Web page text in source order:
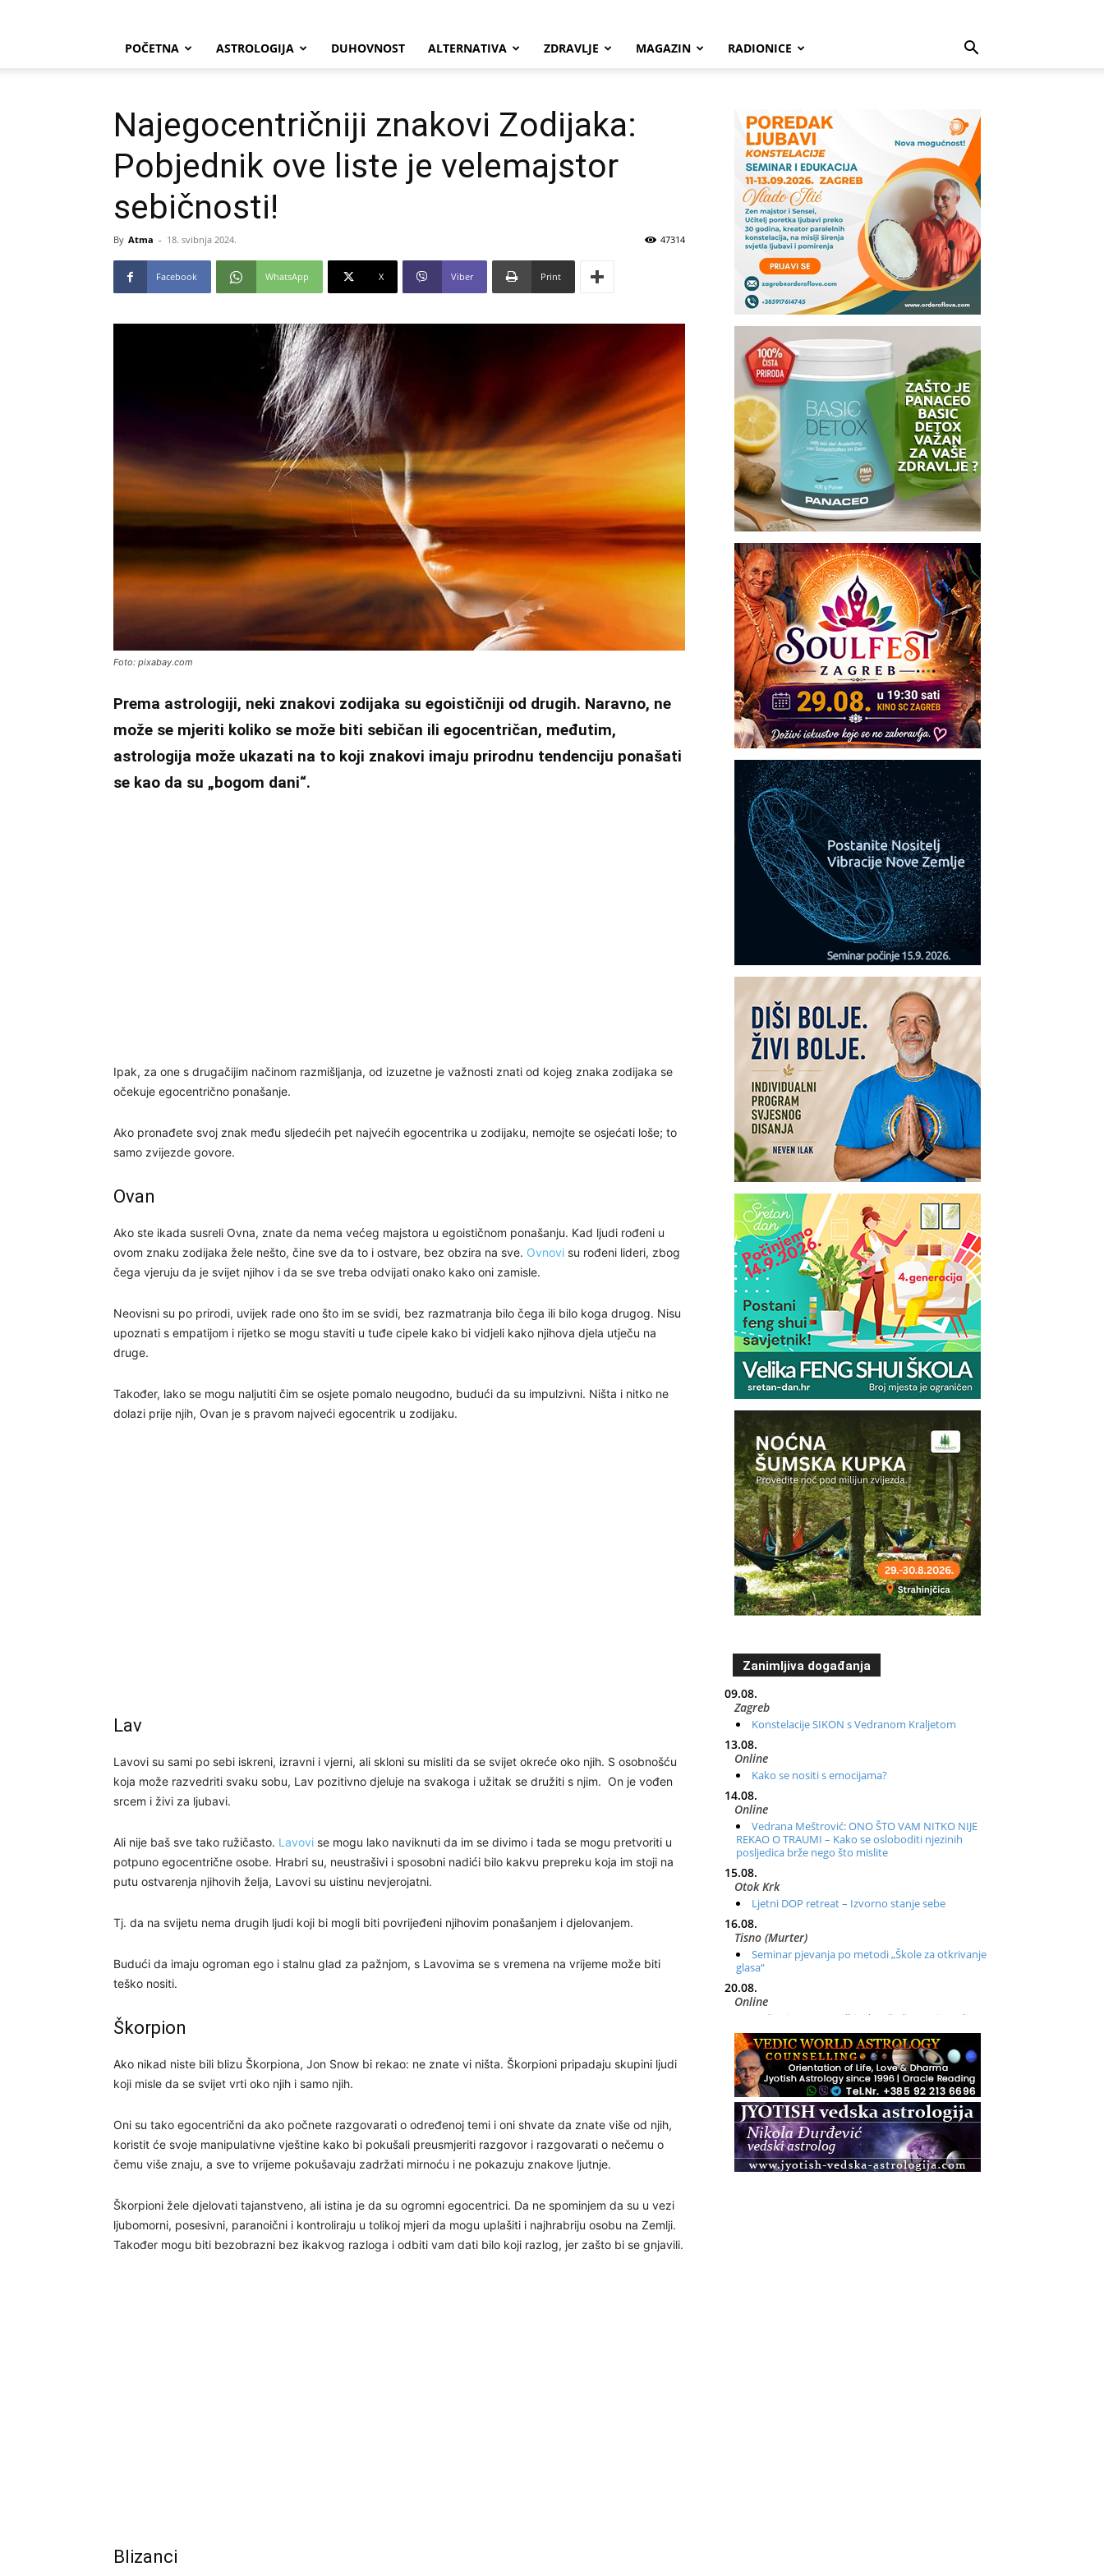
POČETNA ASTROLOGIJA DUHOVNOST ALTERNATIVA ZDRAVLJE MAGAZIN RADIONICE
Najegocentričniji znakovi Zodijaka:
Pobjednik ove liste je velemajstor
sebičnosti!
By Atma - 18. svibnja 2024. 47314
Facebook WhatsApp X Viber Print
Foto: pixabay.com
Prema astrologiji, neki znakovi zodijaka su egoističniji od drugih. Naravno, ne
može se mjeriti koliko se može biti sebičan ili egocentričan, međutim,
astrologija može ukazati na to koji znakovi imaju prirodnu tendenciju ponašati
se kao da su „bogom dani“.
Ipak, za one s drugačijim načinom razmišljanja, od izuzetne je važnosti znati od kojeg znaka zodijaka se
očekuje egocentrično ponašanje.
Ako pronađete svoj znak među sljedećih pet najvećih egocentrika u zodijaku, nemojte se osjećati loše; to
samo zvijezde govore.
Ovan
Ako ste ikada susreli Ovna, znate da nema većeg majstora u egoističnom ponašanju. Kad ljudi rođeni u
ovom znaku zodijaka žele nešto, čine sve da to i ostvare, bez obzira na sve. Ovnovi su rođeni lideri, zbog
čega vjeruju da je svijet njihov i da se sve treba odvijati onako kako oni zamisle.
Neovisni su po prirodi, uvijek rade ono što im se svidi, bez razmatranja bilo čega ili bilo koga drugog. Nisu
upoznati s empatijom i rijetko se mogu staviti u tuđe cipele kako bi vidjeli kako njihova djela utječu na
druge.
Također, lako se mogu naljutiti čim se osjete pomalo neugodno, budući da su impulzivni. Ništa i nitko ne
dolazi prije njih, Ovan je s pravom najveći egocentrik u zodijaku.
Lav
Lavovi su sami po sebi iskreni, izravni i vjerni, ali skloni su misliti da se svijet okreće oko njih. S osobnošću
koja može razvedriti svaku sobu, Lav pozitivno djeluje na svakoga i užitak se družiti s njim. On je vođen
srcem i živi za ljubavi.
Ali nije baš sve tako ružičasto. Lavovi se mogu lako naviknuti da im se divimo i tada se mogu pretvoriti u
potpuno egocentrične osobe. Hrabri su, neustrašivi i sposobni nadići bilo kakvu prepreku koja im stoji na
putu ostvarenja njihovih želja, Lavovi su uistinu nevjerojatni.
Tj. da na svijetu nema drugih ljudi koji bi mogli biti povrijeđeni njihovim ponašanjem i djelovanjem.
Budući da imaju ogroman ego i stalnu glad za pažnjom, s Lavovima se s vremena na vrijeme može biti
teško nositi.
Škorpion
Ako nikad niste bili blizu Škorpiona, Jon Snow bi rekao: ne znate vi ništa. Škorpioni pripadaju skupini ljudi
koji misle da se svijet vrti oko njih i samo njih.
Oni su tako egocentrični da ako počnete razgovarati o određenoj temi i oni shvate da znate više od njih,
koristit će svoje manipulativne vještine kako bi pokušali preusmjeriti razgovor i razgovarati o nečemu o
čemu više znaju, a sve to vrijeme pokušavaju zadržati mirnoću i ne pokazuju znakove ljutnje.
Škorpioni žele djelovati tajanstveno, ali istina je da su ogromni egocentrici. Da ne spominjem da su u vezi
ljubomorni, posesivni, paranoični i kontroliraju u tolikoj mjeri da mogu uplašiti i najhrabriju osobu na Zemlji.
Također mogu biti bezobrazni bez ikakvog razloga i odbiti vam dati bilo koji razlog, jer zašto bi se gnjavili.
Blizanci
Zanimljiva događanja
09.08.
Zagreb
Konstelacije SIKON s Vedranom Kraljetom
13.08.
Online
Kako se nositi s emocijama?
14.08.
Online
Vedrana Meštrović: ONO ŠTO VAM NITKO NIJE
REKAO O TRAUMI – Kako se osloboditi njezinih
posljedica brže nego što mislite
15.08.
Otok Krk
Ljetni DOP retreat – Izvorno stanje sebe
16.08.
Tisno (Murter)
Seminar pjevanja po metodi „Škole za otkrivanje
glasa“
20.08.
Online
Radionica: Pomagači iz drugih dimenzija Online –
otvoreno za sve
21.08.
Zagreb+Online
Osnovni ThetaHealing® tečaj, Zagreb i Online
22.08.
Pula
Access BARS®, otpusti stres
23.08.
Pula